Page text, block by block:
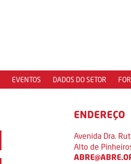
EVENTOS DADOS DO SETOR
ENDEREÇO
Avenida Dra.
Alto de